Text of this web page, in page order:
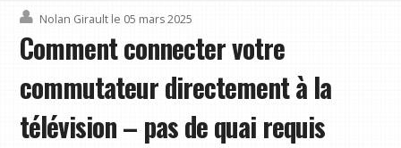
Nolan Girault le 05 mars 2025
Comment connecter votre
commutateur directement à la
télévision – pas de quai requis